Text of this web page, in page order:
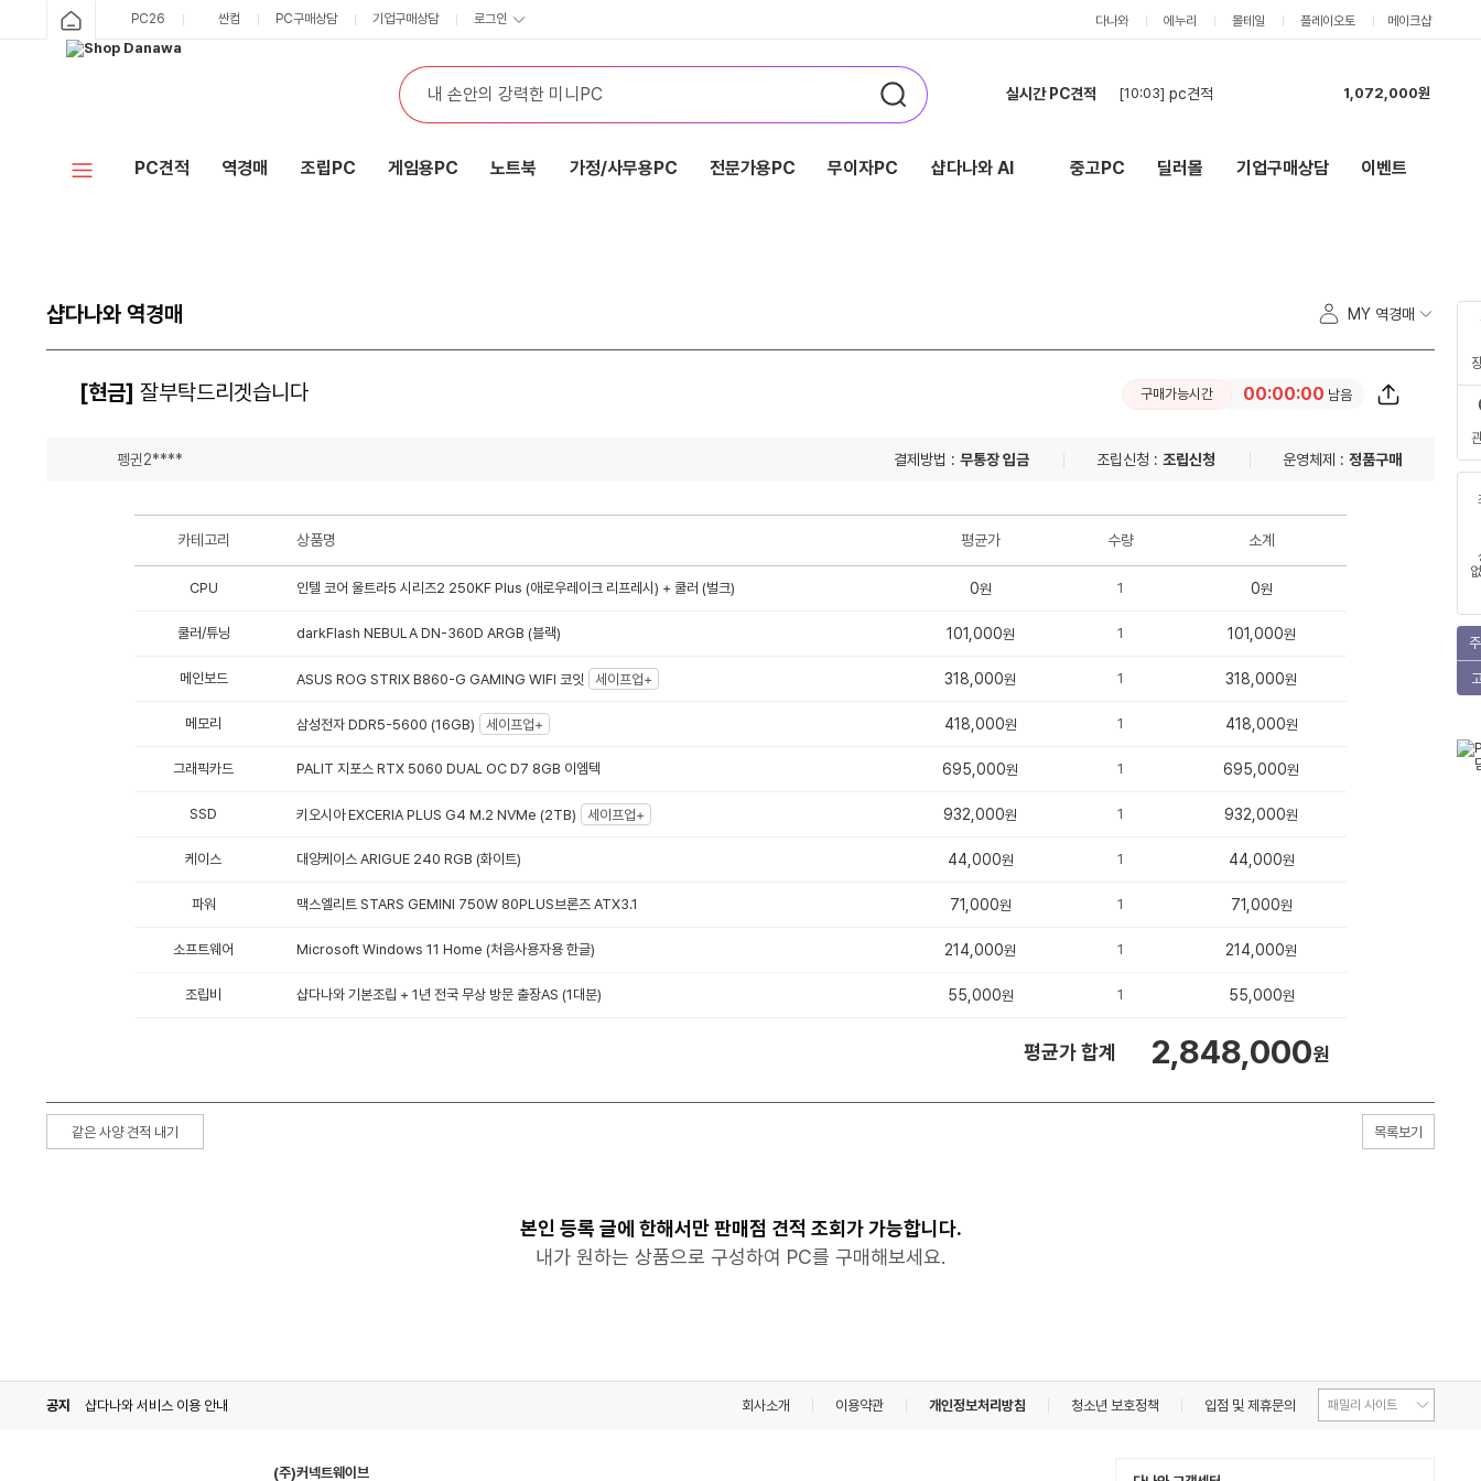
PC26 싼컴 PC구매상담 기업구매상담 로그인 다나와 에누리 몰테일 플레이오토 메이크샵
실시간 PC견적 [10:03] pc견적
1,072,000원
[09:47]현금 견적이요
2,574,000원
6,937,000원
[08:55]카드견적부탁드립니다. 5,711,000원
PC견적 역경매 조립PC 게임용PC 노트북 가정/사무용PC 전문가용PC 무이자PC 샵다나와 AI 중고PC 딜러몰 기업구매상담 이벤트
샵다나와 역경매 MY 역경매
[현금] 잘부탁드리겟습니다 구매가능시간 00:00:00 남음
펭귄2**** 결제방법 : 무통장 입금 조립신청 : 조립신청 운영체제 : 정품구매
카테고리 상품명 평균가 수량 소계
CPU 인텔 코어 울트라5 시리즈2 250KF Plus (애로우레이크 리프레시) + 쿨러 (벌크) 0원 1 0원
쿨러/튜닝 darkFlash NEBULA DN-360D ARGB (블랙) 101,000원 1 101,000원
메인보드 ASUS ROG STRIX B860-G GAMING WIFI 코잇 세이프업+ 318,000원 1 318,000원
메모리 삼성전자 DDR5-5600 (16GB) 세이프업+ 418,000원 1 418,000원
그래픽카드 PALIT 지포스 RTX 5060 DUAL OC D7 8GB 이엠텍 695,000원 1 695,000원
SSD 키오시아 EXCERIA PLUS G4 M.2 NVMe (2TB) 세이프업+ 932,000원 1 932,000원
케이스 대양케이스 ARIGUE 240 RGB (화이트) 44,000원 1 44,000원
파워 맥스엘리트 STARS GEMINI 750W 80PLUS브론즈 ATX3.1 71,000원 1 71,000원
소프트웨어 Microsoft Windows 11 Home (처음사용자용 한글) 214,000원 1 214,000원
조립비 샵다나와 기본조립 + 1년 전국 무상 방문 출장AS (1대분) 55,000원 1 55,000원
평균가 합계 2,848,000원
같은 사양 견적 내기 목록보기
본인 등록 글에 한해서만 판매점 견적 조회가 가능합니다.
내가 원하는 상품으로 구성하여 PC를 구매해보세요.
공지 샵다나와 서비스 이용 안내 회사소개 이용약관 개인정보처리방침 청소년 보호정책 입점 및 제휴문의
(주)커넥트웨이브